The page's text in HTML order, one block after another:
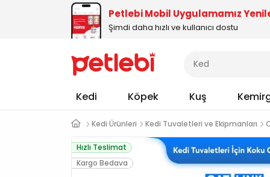
Petlebi Mobil Uygulamamız
Şimdi daha hızlı ve kullanıcı dostu
Kedi Köpek Kuş
Kedi Ürünleri Kedi Tuvaletleri ve Ekipmanları
Hızlı Teslimat
Kargo Bedava